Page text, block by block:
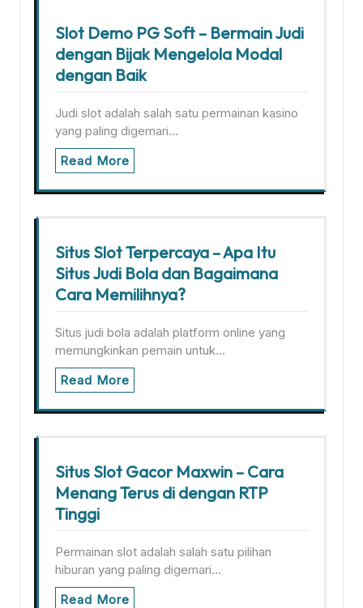
Slot Demo PG Soft – Bermain Judi
dengan Bijak Mengelola Modal
dengan Baik
Judi slot adalah salah satu permainan kasino
yang paling digemari…
Read More
Situs Slot Terpercaya – Apa Itu
Situs Judi Bola dan Bagaimana
Cara Memilihnya?
Situs judi bola adalah platform online yang
memungkinkan pemain untuk…
Read More
Situs Slot Gacor Maxwin – Cara
Menang Terus di dengan RTP
Tinggi
Permainan slot adalah salah satu pilihan
hiburan yang paling digemari…
Read More